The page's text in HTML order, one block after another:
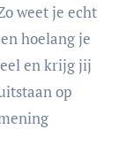
weet je echt
hoelang je
en krijg jij
op